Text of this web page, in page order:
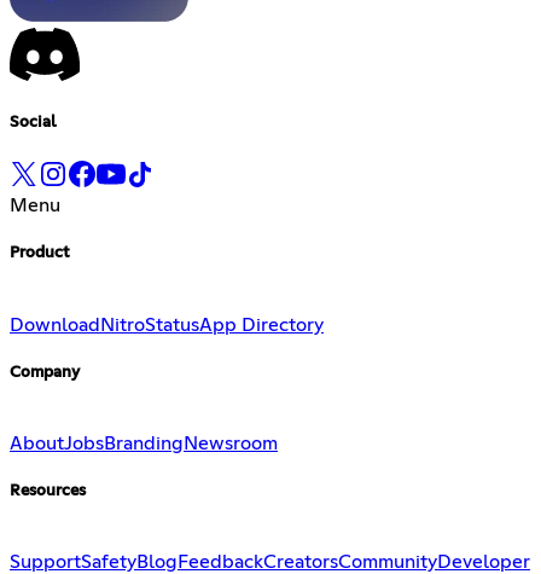
Social
Menu
Product
DownloadNitroStatusApp Directory
Company
AboutJobsBranding Newsroom
Resources
SupportSafetyBlog FeedbackCreatorsCommunityDeveloper